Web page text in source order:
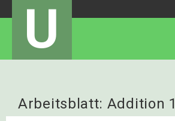
U
Arbeitsblatt: Addition 1